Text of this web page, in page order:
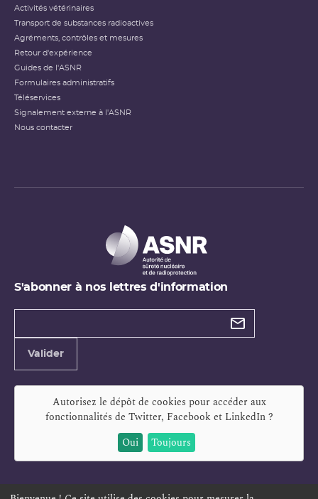
Activités vétérinaires
Transport de substances radioactives
Agréments, contrôles et mesures
Retour d'expérience
Guides de l'ASNR
Formulaires administratifs
Téléservices
Signalement externe à l'ASNR
Nous contacter
S'abonner à nos lettres d'information
Types de
Valider
Autorisez le dépôt de cookies pour accéder aux
fonctionnalités de Twitter, Facebook et LinkedIn?
Oui
Toujours